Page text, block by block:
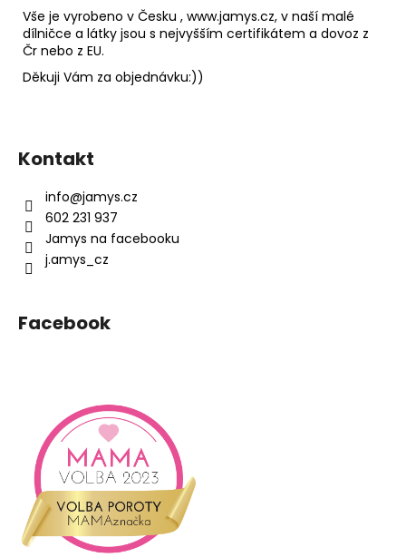
Vše je vyrobeno v Česku , www.jamys.cz, v naší malé
dílničce a látky jsou s nejvyšším certifikátem a dovoz z
Čr nebo z EU.
Děkuji Vám za objednávku:))
Kontakt
info@jamys.cz
602 231 937
Jamys na facebooku
j.amys_cz
Facebook